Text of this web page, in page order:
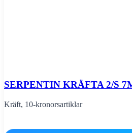
SERPENTIN KRÄFTA 2/S
Kräft, 10-kronorsartiklar